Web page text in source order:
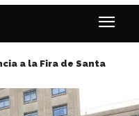
a la Fira de Santa